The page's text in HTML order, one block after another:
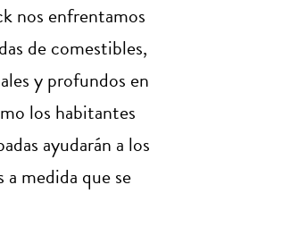
nos enfrentamos
de comestibles,
y profundos en
los habitantes
ayudarán a los
medida que se